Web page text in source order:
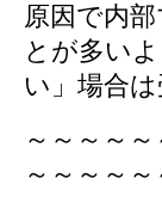
原因で内
とが多い
い」場合
～～～～
～～～～～